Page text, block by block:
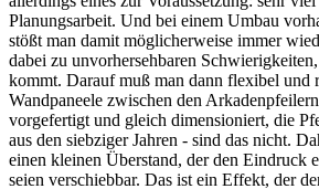
Planungsarbeit. Und bei einem Umbau
stößt man damit möglicherweise immer
dabei zu unvorhersehbaren
kommt. Darauf muß man dann flexibel und
Wandpaneele zwischen den
vorgefertigt und gleich dimensioniert, die
aus den siebziger Jahren - sind das nicht.
einen kleinen Überstand, der den Eindruck
seien verschiebbar. Das ist ein Effekt, der